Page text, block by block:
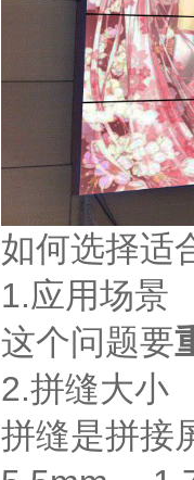
如何选择适
1.应用场景
这个问题要
2.拼缝大小
拼缝是拼接